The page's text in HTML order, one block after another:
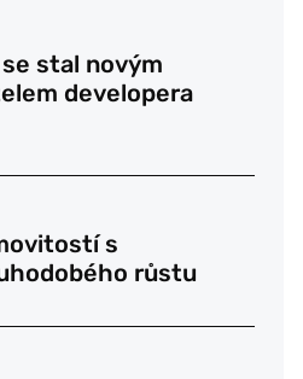
stal novým
developera
s
růstu